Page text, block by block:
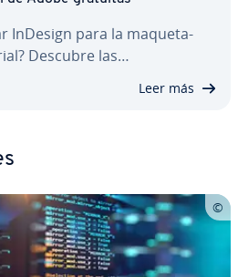
InDesign para la ma­que­ta­
Descubre las…
Leer más